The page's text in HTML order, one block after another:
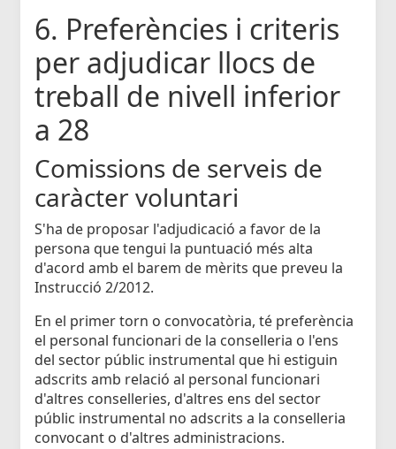
6. Preferències i criteris
per adjudicar llocs de
treball de nivell inferior
a 28
Comissions de serveis de
caràcter voluntari
S'ha de proposar l'adjudicació a favor de la
persona que tengui la puntuació més alta
d'acord amb el barem de mèrits que preveu la
Instrucció 2/2012.
En el primer torn o convocatòria, té preferència
el personal funcionari de la conselleria o l'ens
del sector públic instrumental que hi estiguin
adscrits amb relació al personal funcionari
d'altres conselleries, d'altres ens del sector
públic instrumental no adscrits a la conselleria
convocant o d'altres administracions.